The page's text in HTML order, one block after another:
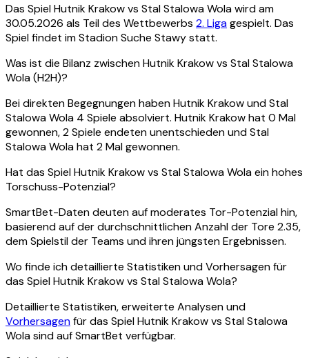
Das Spiel Hutnik Krakow vs Stal Stalowa Wola wird am
30.05.2026 als Teil des Wettbewerbs 2. Ligagespielt. Das
Spiel findet im Stadion Suche Stawy statt.
Was ist die Bilanz zwischen Hutnik Krakow vs Stal Stalowa
Wola (H2H)?
Bei direkten Begegnungen haben Hutnik Krakow und Stal
Stalowa Wola 4 Spiele absolviert. Hutnik Krakow hat 0 Mal
gewonnen, 2 Spiele endeten unentschieden und Stal
Stalowa Wola hat 2 Mal gewonnen.
Hat das Spiel Hutnik Krakow vs Stal Stalowa Wola ein hohes
Torschuss-Potenzial?
SmartBet-Daten deuten auf moderates Tor-Potenzial hin,
basierend auf der durchschnittlichen Anzahl der Tore 2.35,
dem Spielstil der Teams und ihren jüngsten Ergebnissen.
Wo finde ich detaillierte Statistiken und Vorhersagen für
das Spiel Hutnik Krakow vs Stal Stalowa Wola?
Detaillierte Statistiken, erweiterte Analysen und
Vorhersagenfür das Spiel Hutnik Krakow vs Stal Stalowa
Wola sind auf SmartBet verfügbar.